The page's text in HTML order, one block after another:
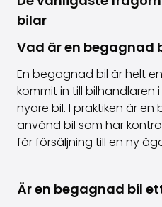
bilar
Vad är en begagnad
En begagnad bil är helt
kommit in till bilhandlaren
nyare bil. I praktiken är
använd bil som har
för försäljning till en ny
Är en begagnad bil